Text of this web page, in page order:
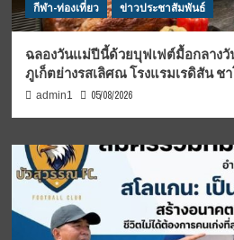
กีฬา-ท่องเที่ยว ข่าวประชาสัมพันธ์
ฉลองวันแม่ปีนี้ด้วยบุฟเฟต์มื้อกลาง
ภูเก็ตย่างรสเลิศณ โรงแรมเรดิสัน ช
admin1 05/08/2026